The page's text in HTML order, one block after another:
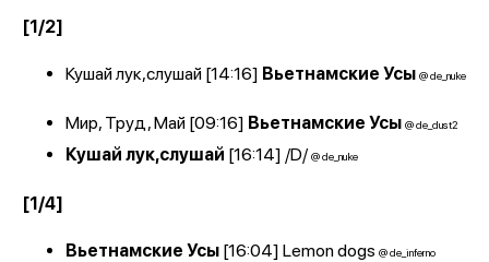
[1/2]
Кушай лук,слушай [14:16] Вьетнамские Усы @ de_nuke
Мир, Труд, Май [09:16] Вьетнамские Усы @ de_dust2
Кушай лук,слушай [16:14] /D/ @ de_nuke
[1/4]
Вьетнамские Усы [16:04] Lemon dogs @ de_inferno